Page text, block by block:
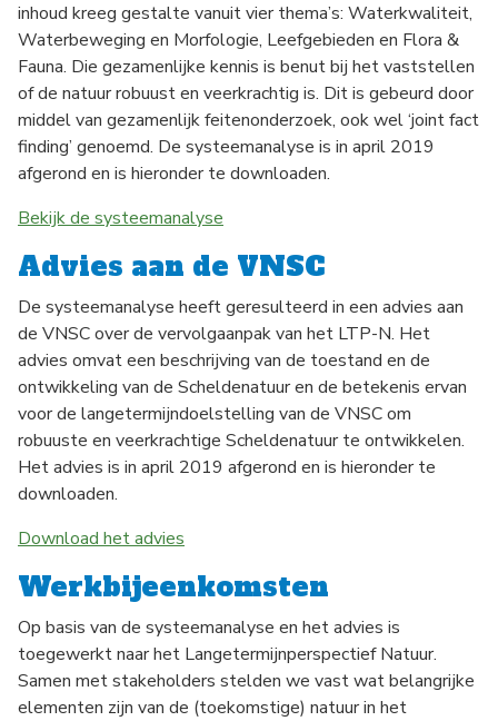
inhoud kreeg gestalte vanuit vier thema’s: Waterkwaliteit,
Waterbeweging en Morfologie, Leefgebieden en Flora &
Fauna. Die gezamenlijke kennis is benut bij het vaststellen
of de natuur robuust en veerkrachtig is. Dit is gebeurd door
middel van gezamenlijk feitenonderzoek, ook wel ‘joint fact
finding’ genoemd. De systeemanalyse is in april 2019
afgerond en is hieronder te downloaden.
Bekijk de systeemanalyse
Advies aan de VNSC
De systeemanalyse heeft geresulteerd in een advies aan
de VNSC over de vervolgaanpak van het LTP-N. Het
advies omvat een beschrijving van de toestand en de
ontwikkeling van de Scheldenatuur en de betekenis ervan
voor de langetermijndoelstelling van de VNSC om
robuuste en veerkrachtige Scheldenatuur te ontwikkelen.
Het advies is in april 2019 afgerond en is hieronder te
downloaden.
Download het advies
Werkbijeenkomsten
Op basis van de systeemanalyse en het advies is
toegewerkt naar het Langetermijnperspectief Natuur.
Samen met stakeholders stelden we vast wat belangrijke
elementen zijn van de (toekomstige) natuur in het